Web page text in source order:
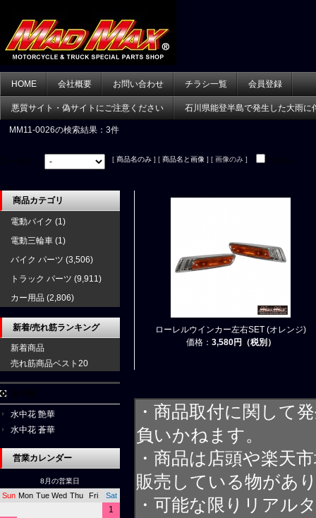
HOME 会社概要 お問い合わせ チラシ一覧 会員登録
悪質サイト・偽サイトにご注意ください 石川県能登半島で発生した大雨に
MM11-0026の検索結果：3件
[ 商品名のみ ] [ 商品名と画像 ] [ 画像のみ ]
ローレルウインカー左右SET (オレンジ)
価格： 3,580円（税別）
・商品取付に関して
負いかねます。
・商品は店頭や楽天
販売している物があ
・可能な限りリアル
商品カテゴリ
電動バイク (1)
電動三輪車 (1)
バイク パーツ (3,506)
トラック パーツ (9,911)
カー用品 (2,806)
新着/売れ筋ランキング
新着商品
売れ筋商品ベスト20
水中花 艶華
水中花 蒼華
営業カレンダー
8月の営業日
Sun Mon Tue Wed Thu Fri Sat
1